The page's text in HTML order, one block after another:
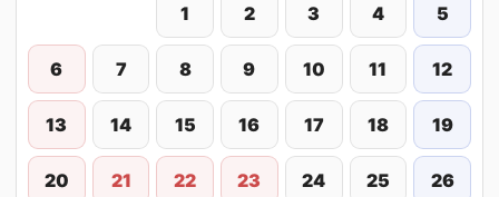
1 2 3 4 5
6 7 8 9 10 11 12
13 14 15 16 17 18 19
20 21 22 23 24 25 26